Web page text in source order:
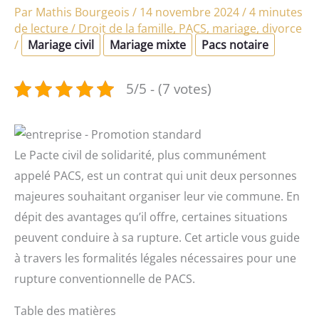
Par Mathis Bourgeois / 14 novembre 2024/4 minutes
de lecture/ Droit de la famille, PACS, mariage, divorce
/
Mariage civil Mariage mixte Pacs notaire
5/5 - (7 votes)
Le Pacte civil de solidarité, plus communément
appelé PACS, est un contrat qui unit deux personnes
majeures souhaitant organiser leur vie commune. En
dépit des avantages qu’il offre, certaines situations
peuvent conduire à sa rupture. Cet article vous guide
à travers les formalités légales nécessaires pour une
rupture conventionnelle de PACS.
Table des matières